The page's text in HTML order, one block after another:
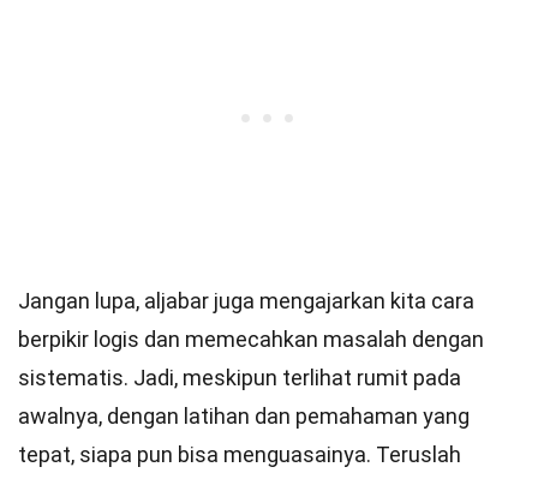
Jangan lupa, aljabar juga mengajarkan kita cara
berpikir logis dan memecahkan masalah dengan
sistematis. Jadi, meskipun terlihat rumit pada
awalnya, dengan latihan dan pemahaman yang
tepat, siapa pun bisa menguasainya. Teruslah